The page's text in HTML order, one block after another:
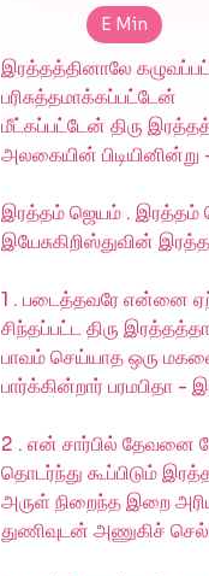
E Min
இரத்தத்தினாலே
பரிசுத்தமாக்கப்பட்டேன்
மீட்கப்பட்டேன் திரு
அலகையின்
இரத்தம் ஜெயம் . இரத்தம்
இயேசுகிறிஸ்துவின்
1 . படைத்தவரே என்னை
சிந்தப்பட்ட திரு
பாவம் செய்யாத ஒரு
பார்க்கின்றார் பரமபிதா
2 . என் சார்பில் தேவனை
தொடர்ந்து கூப்பிடும்
அருள் நிறைந்த இறை
துணிவுடன் அணுகிச்